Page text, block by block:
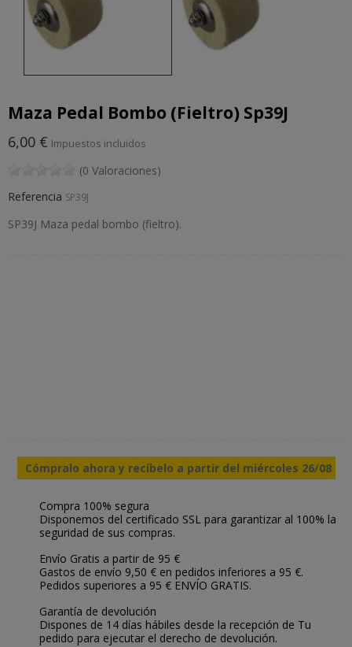
Maza Pedal Bombo (Fieltro) Sp39J
6,00 € Impuestos incluidos
(0 Valoraciones)
Referencia SP39J
SP39J Maza pedal bombo (fieltro).
Cómpralo ahora y recíbelo a partir del miércoles 26/08
Compra 100% segura
Disponemos del certificado SSL para garantizar al 100% la
seguridad de sus compras.
Envío Gratis a partir de 95 €
Gastos de envío 9,50 € en pedidos inferiores a 95 €.
Pedidos superiores a 95 € ENVÍO GRATIS.
Garantía de devolución
Dispones de 14 días hábiles desde la recepción de Tu
pedido para ejecutar el derecho de devolución.